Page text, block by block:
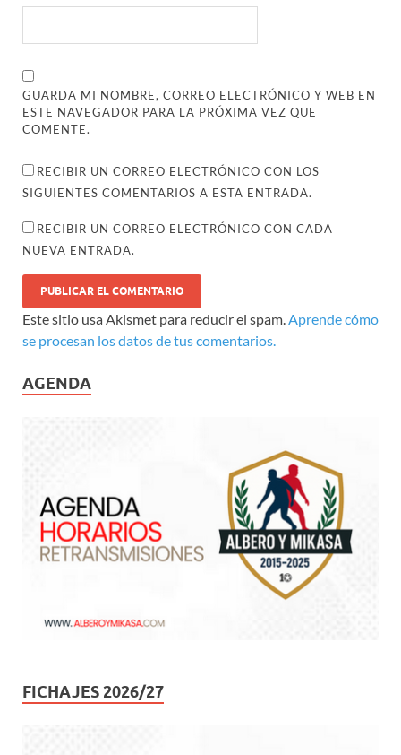
GUARDA MI NOMBRE, CORREO ELECTRÓNICO Y WEB EN
ESTE NAVEGADOR PARA LA PRÓXIMA VEZ QUE
COMENTE.
RECIBIR UN CORREO ELECTRÓNICO CON LOS
SIGUIENTES COMENTARIOS A ESTA ENTRADA.
RECIBIR UN CORREO ELECTRÓNICO CON CADA
NUEVA ENTRADA.
Este sitio usa Akismet para reducir el spam.Aprende cómo
se procesan los datos de tus comentarios.
AGENDA
FICHAJES 2026/27